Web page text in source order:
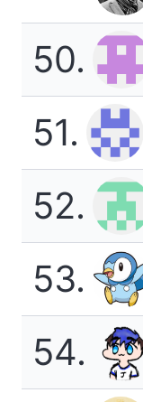
50.
51.
52.
53.
54.